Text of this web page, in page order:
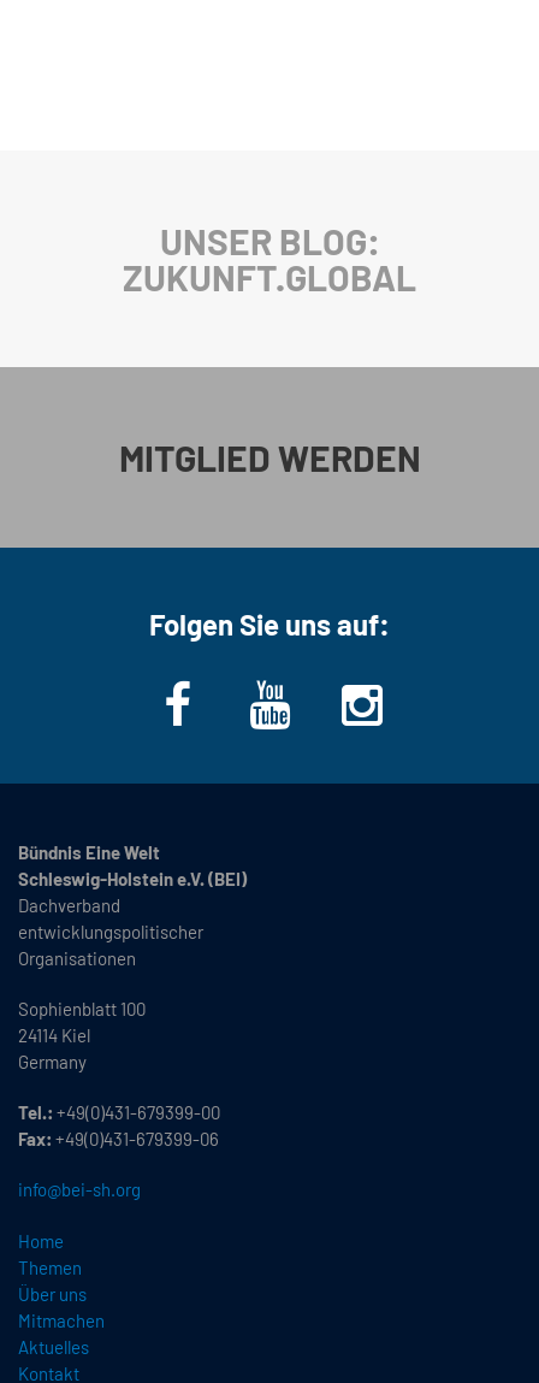
UNSER BLOG:
ZUKUNFT.GLOBAL
MITGLIED WERDEN
Folgen Sie uns auf:
Bündnis Eine Welt
Schleswig-Holstein e.V. (BEI)
Dachverband
entwicklungspolitischer
Organisationen
Sophienblatt 100
24114 Kiel
Germany
Tel.: +49(0)431-679399-00
Fax: +49(0)431-679399-06
info@bei-sh.org
Home
Themen
Über uns
Mitmachen
Aktuelles
Kontakt